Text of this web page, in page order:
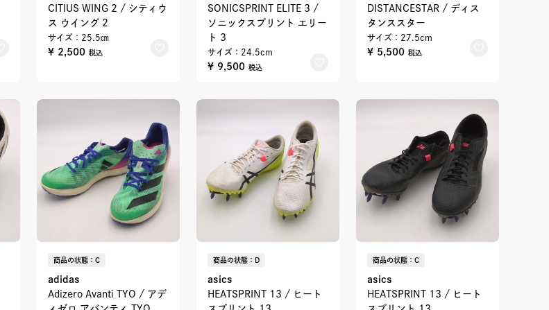
CITIUS WING 2 / シティウ
ス ウイング 2
サイズ：25.5㎝
¥ 2,500 税込
SONICSPRINT ELITE 3 /
ソニックスプリント エリー
ト 3
サイズ：24.5cm
¥ 9,500 税込
DISTANCESTAR / ディス
タンススター
サイズ：27.5cm
¥ 5,500 税込
商品の状態：C
adidas
Adizero Avanti TYO / アデ
商品の状態：D
asics
HEATSPRINT 13 / ヒート
商品の状態：C
asics
HEATSPRINT 13 / ヒート